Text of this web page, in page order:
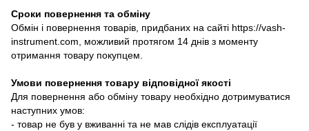
Сроки повернення та обміну
Обмін і повернення товарів, придбаних на сайті https://vash-
instrument.com, можливий протягом 14 днів з моменту
отримання товару покупцем.
Умови повернення товару відповідної якості
Для повернення або обміну товару необхідно дотримуватися
наступних умов:
- товар не був у вживанні та не мав слідів експлуатації